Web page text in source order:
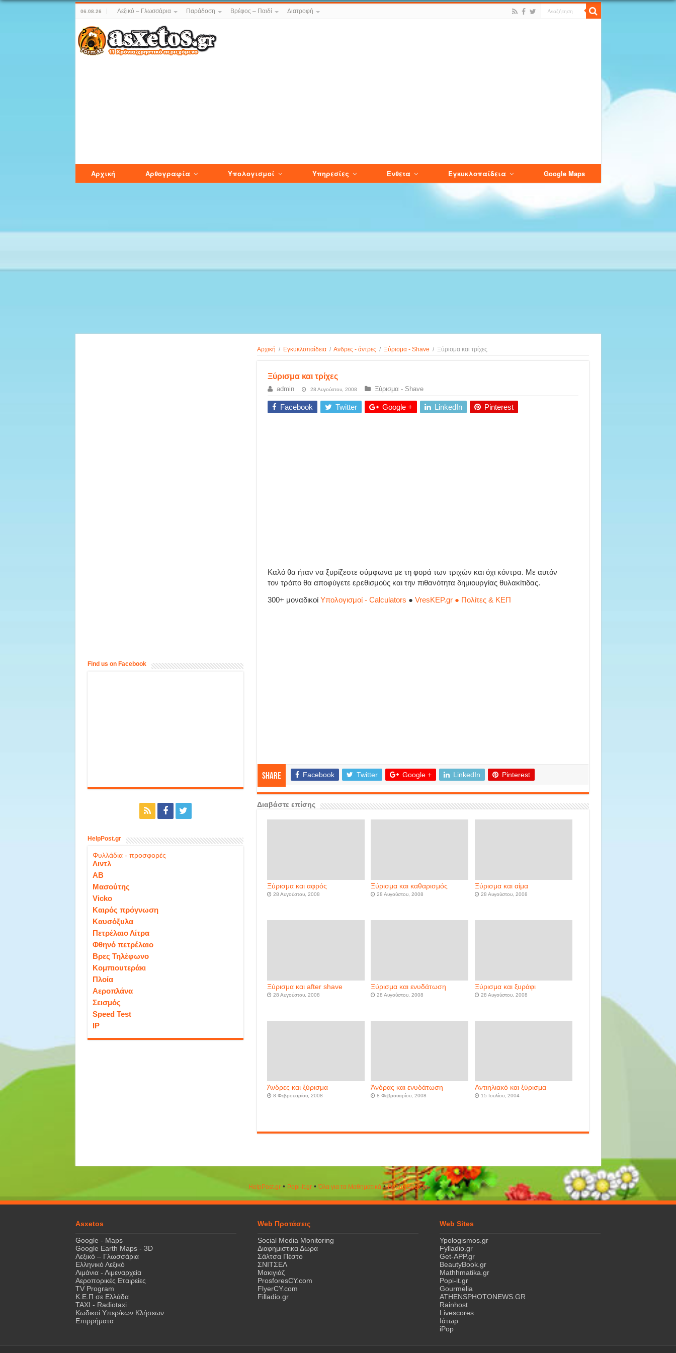
06.08.26 Λεξικό – Γλωσσάρια Παράδοση Βρέφος – Παιδί Διατροφή
Αρχική Αρθογραφία Υπολογισμοί Υπηρεσίες Ενθετα Εγκυκλοπαίδεια Google Maps
Αρχική / Εγκυκλοπαίδεια / Ανδρες - άντρες / Ξύρισμα - Shave / Ξύρισμα και τρίχες
Ξύρισμα και τρίχες
admin 28 Αυγούστου, 2008 Ξύρισμα - Shave
Facebook Twitter Google + LinkedIn Pinterest
Καλό θα ήταν να ξυρίζεστε σύμφωνα με τη φορά των τριχών και όχι κόντρα. Με αυτόν
τον τρόπο θα αποφύγετε ερεθισμούς και την πιθανότητα δημιουργίας θυλακίτιδας.
300+ μοναδικοί Υπολογισμοί - Calculators ● VresKEP.gr ● Πολίτες & ΚΕΠ
Share Facebook Twitter Google + LinkedIn Pinterest
Διαβάστε επίσης
Ξύρισμα και αφρός
28 Αυγούστου, 2008
Ξύρισμα και καθαρισμός
28 Αυγούστου, 2008
Ξύρισμα και αίμα
28 Αυγούστου, 2008
Ξύρισμα και after shave
28 Αυγούστου, 2008
Ξύρισμα και ενυδάτωση
28 Αυγούστου, 2008
Ξύρισμα και ξυράφι
28 Αυγούστου, 2008
Άνδρες και ξύρισμα
8 Φεβρουαρίου, 2008
Άνδρας και ενυδάτωση
8 Φεβρουαρίου, 2008
Αντιηλιακό και ξύρισμα
15 Ιουλίου, 2004
Find us on Facebook
HelpPost.gr
Φυλλάδια - προσφορές
Λιντλ
ΑΒ
Μασούτης
Vicko
Καιρός πρόγνωση
Καυσόξυλα
Πετρέλαιο Λίτρα
Φθηνό πετρέλαιο
Βρες Τηλέφωνο
Κομπιουτεράκι
Πλοία
Αεροπλάνα
Σεισμός
Speed Test
IP
HelpPost.gr• Popi-it.gr•Όλα για τα Μαθηματικά•ΒeautyΒook.gr
Asxetos
Google - Maps
Google Earth Maps - 3D
Λεξικό – Γλωσσάρια
Ελληνικό Λεξικό
Λιμάνια - Λιμεναρχεία
Αεροπορικές Εταιρείες
TV Program
Κ.Ε.Π σε Ελλάδα
ΤΑΧΙ - Radiotaxi
Κωδικοί Υπερ/κων Κλήσεων
Επιρρήματα
Web Προτάσεις
Social Media Monitoring
Διαφημιστικα Δωρα
Σάλτσα Πέστο
ΣΝΙΤΣΕΛ
Μακιγιάζ
ProsforesCY.com
FlyerCY.com
Filladio.gr
Web Sites
Ypologismos.gr
Fylladio.gr
Get-APP.gr
BeautyBook.gr
Mathhmatika.gr
Popi-it.gr
Gourmelia
ATHENSPHOTONEWS.GR
Rainhost
Livescores
Ιάτωρ
iPop